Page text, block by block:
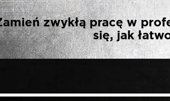
NAPISZ
*
zwykłą pracę w
się, jak